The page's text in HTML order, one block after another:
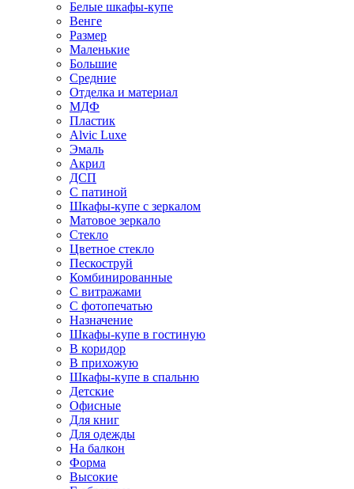
Белые шкафы-купе
Венге
Размер
Маленькие
Большие
Средние
Отделка и материал
МДФ
Пластик
Alvic Luxe
Эмаль
Акрил
ДСП
С патиной
Шкафы-купе с зеркалом
Матовое зеркало
Стекло
Цветное стекло
Пескоструй
Комбинированные
С витражами
С фотопечатью
Назначение
Шкафы-купе в гостиную
В коридор
В прихожую
Шкафы-купе в спальню
Детские
Офисные
Для книг
Для одежды
На балкон
Форма
Высокие